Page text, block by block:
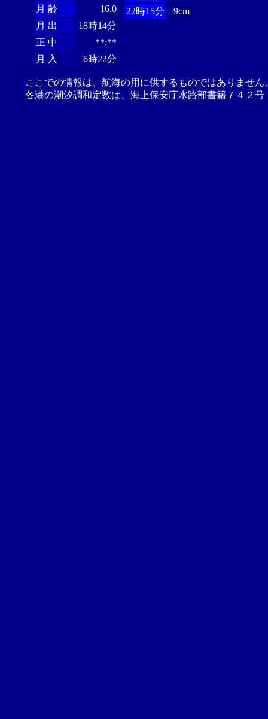
月 齢
16.0
月 出
18時14分
正 中
**:**
月 入
6時22分
22時15分
9cm
ここでの情報は、航海の用に供するものではありませ
各港の潮汐調和定数は、海上保安庁水路部書籍７４２